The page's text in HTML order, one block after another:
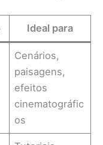
Ideal para
Cenários,
paisagens,
efeitos
cinematográfic
os